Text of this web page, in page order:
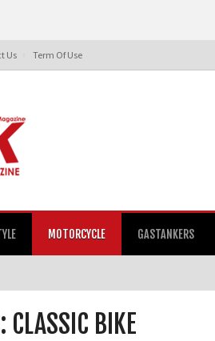
Us Term Of Use
MOTORCYCLE GASTANKERS
CLASSIC BIKE